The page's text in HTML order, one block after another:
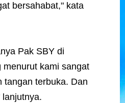
bersahabat," kata
Pak SBY di
menurut kami sangat
tangan terbuka. Dan